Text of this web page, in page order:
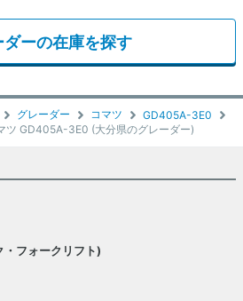
グレーダー コマツ
GD405A-3E0
ツ GD405A-3E0 (大分県のグレーダー)
ダーの在庫を探す
・フォークリフト)